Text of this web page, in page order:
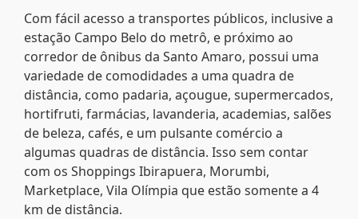
Com fácil acesso a transportes públicos, inclusive a
estação Campo Belo do metrô, e próximo ao
corredor de ônibus da Santo Amaro, possui uma
variedade de comodidades a uma quadra de
distância, como padaria, açougue, supermercados,
hortifruti, farmácias, lavanderia, academias, salões
de beleza, cafés, e um pulsante comércio a
algumas quadras de distância. Isso sem contar
com os Shoppings Ibirapuera, Morumbi,
Marketplace, Vila Olímpia que estão somente a 4
km de distância.